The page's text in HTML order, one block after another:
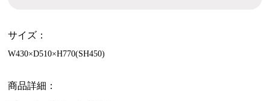
サイズ：
W430×D510×H770(SH450)
商品詳細：